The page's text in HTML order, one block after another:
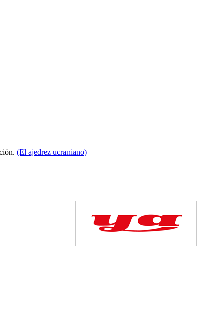
(El ajedrez ucraniano)